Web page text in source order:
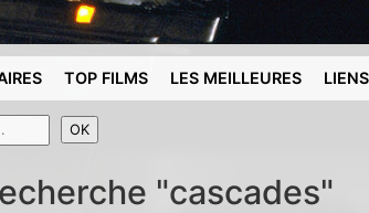
TOP FILMS LES MEILLEURES LIENS
"cascades"